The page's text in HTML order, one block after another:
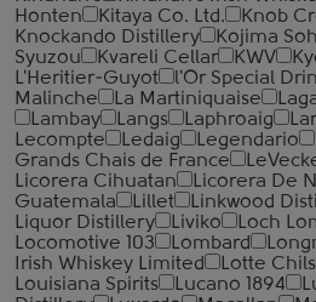
Honten
Kitaya Co. Ltd.
Knob
Knockando Distillery
Kojima
Syuzou
Kvareli Cellar KWV
L'Heritier-Guyot
l'Or Special
Malinche
La Martiniquaise
Lambay
Langs Laphroaig
Lecompte
Ledaig Legendario
Grands Chais de France
Licorera Cihuatan
Licorera De
Guatemala
Lillet Linkwood
Liquor Distillery
Liviko
Loch
Locomotive 103
Lombard
Irish Whiskey Limited
Lotte
Louisiana Spirits
Lucano 1894